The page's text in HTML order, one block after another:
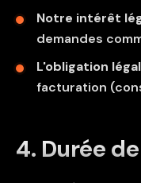
Notre intérêt
demandes
L'obligation
facturation
4. Durée